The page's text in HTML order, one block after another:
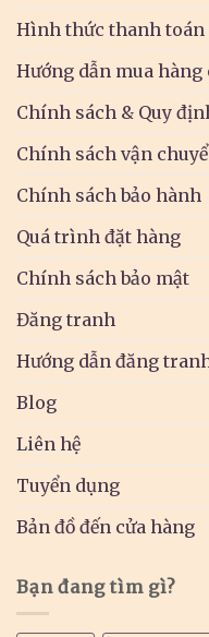
Hình thức thanh toán
Hướng dẫn mua
Chính sách & Quy
Chính sách vận
Chính sách bảo hành
Quá trình đặt hàng
Chính sách bảo mật
Đăng tranh
Hướng dẫn đăng
Blog
Liên hệ
Tuyển dụng
Bản đồ đến cửa hàng
Bạn đang tìm gì?